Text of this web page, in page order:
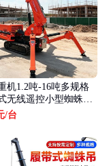
机1.2吨-16吨多规格
无线遥控小型蜘蛛吊
/台